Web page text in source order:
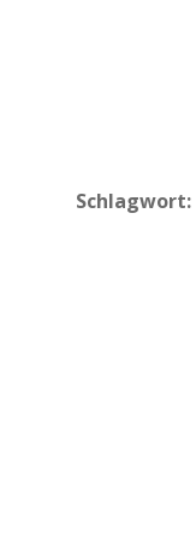
Schlagwort: